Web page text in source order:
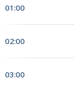
01:00
02:00
03:00